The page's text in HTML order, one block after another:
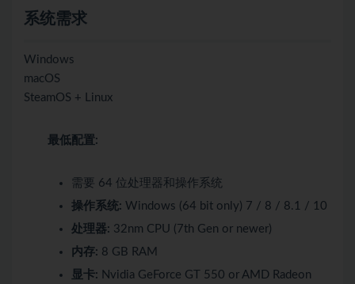
系统需求
Windows
macOS
SteamOS + Linux
最低配置:
需要 64 位处理器和操作系统
操作系统: Windows (64 bit only) 7 / 8 / 8.1 / 10
处理器: 32nm CPU (7th Gen or newer)
内存: 8 GB RAM
显卡: Nvidia GeForce GT 550 or AMD Radeon